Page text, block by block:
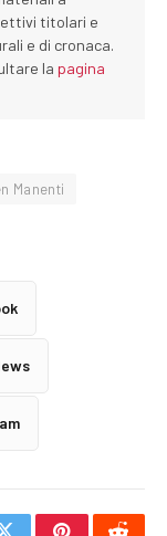
titolari e
e di cronaca.
la pagina
Manenti